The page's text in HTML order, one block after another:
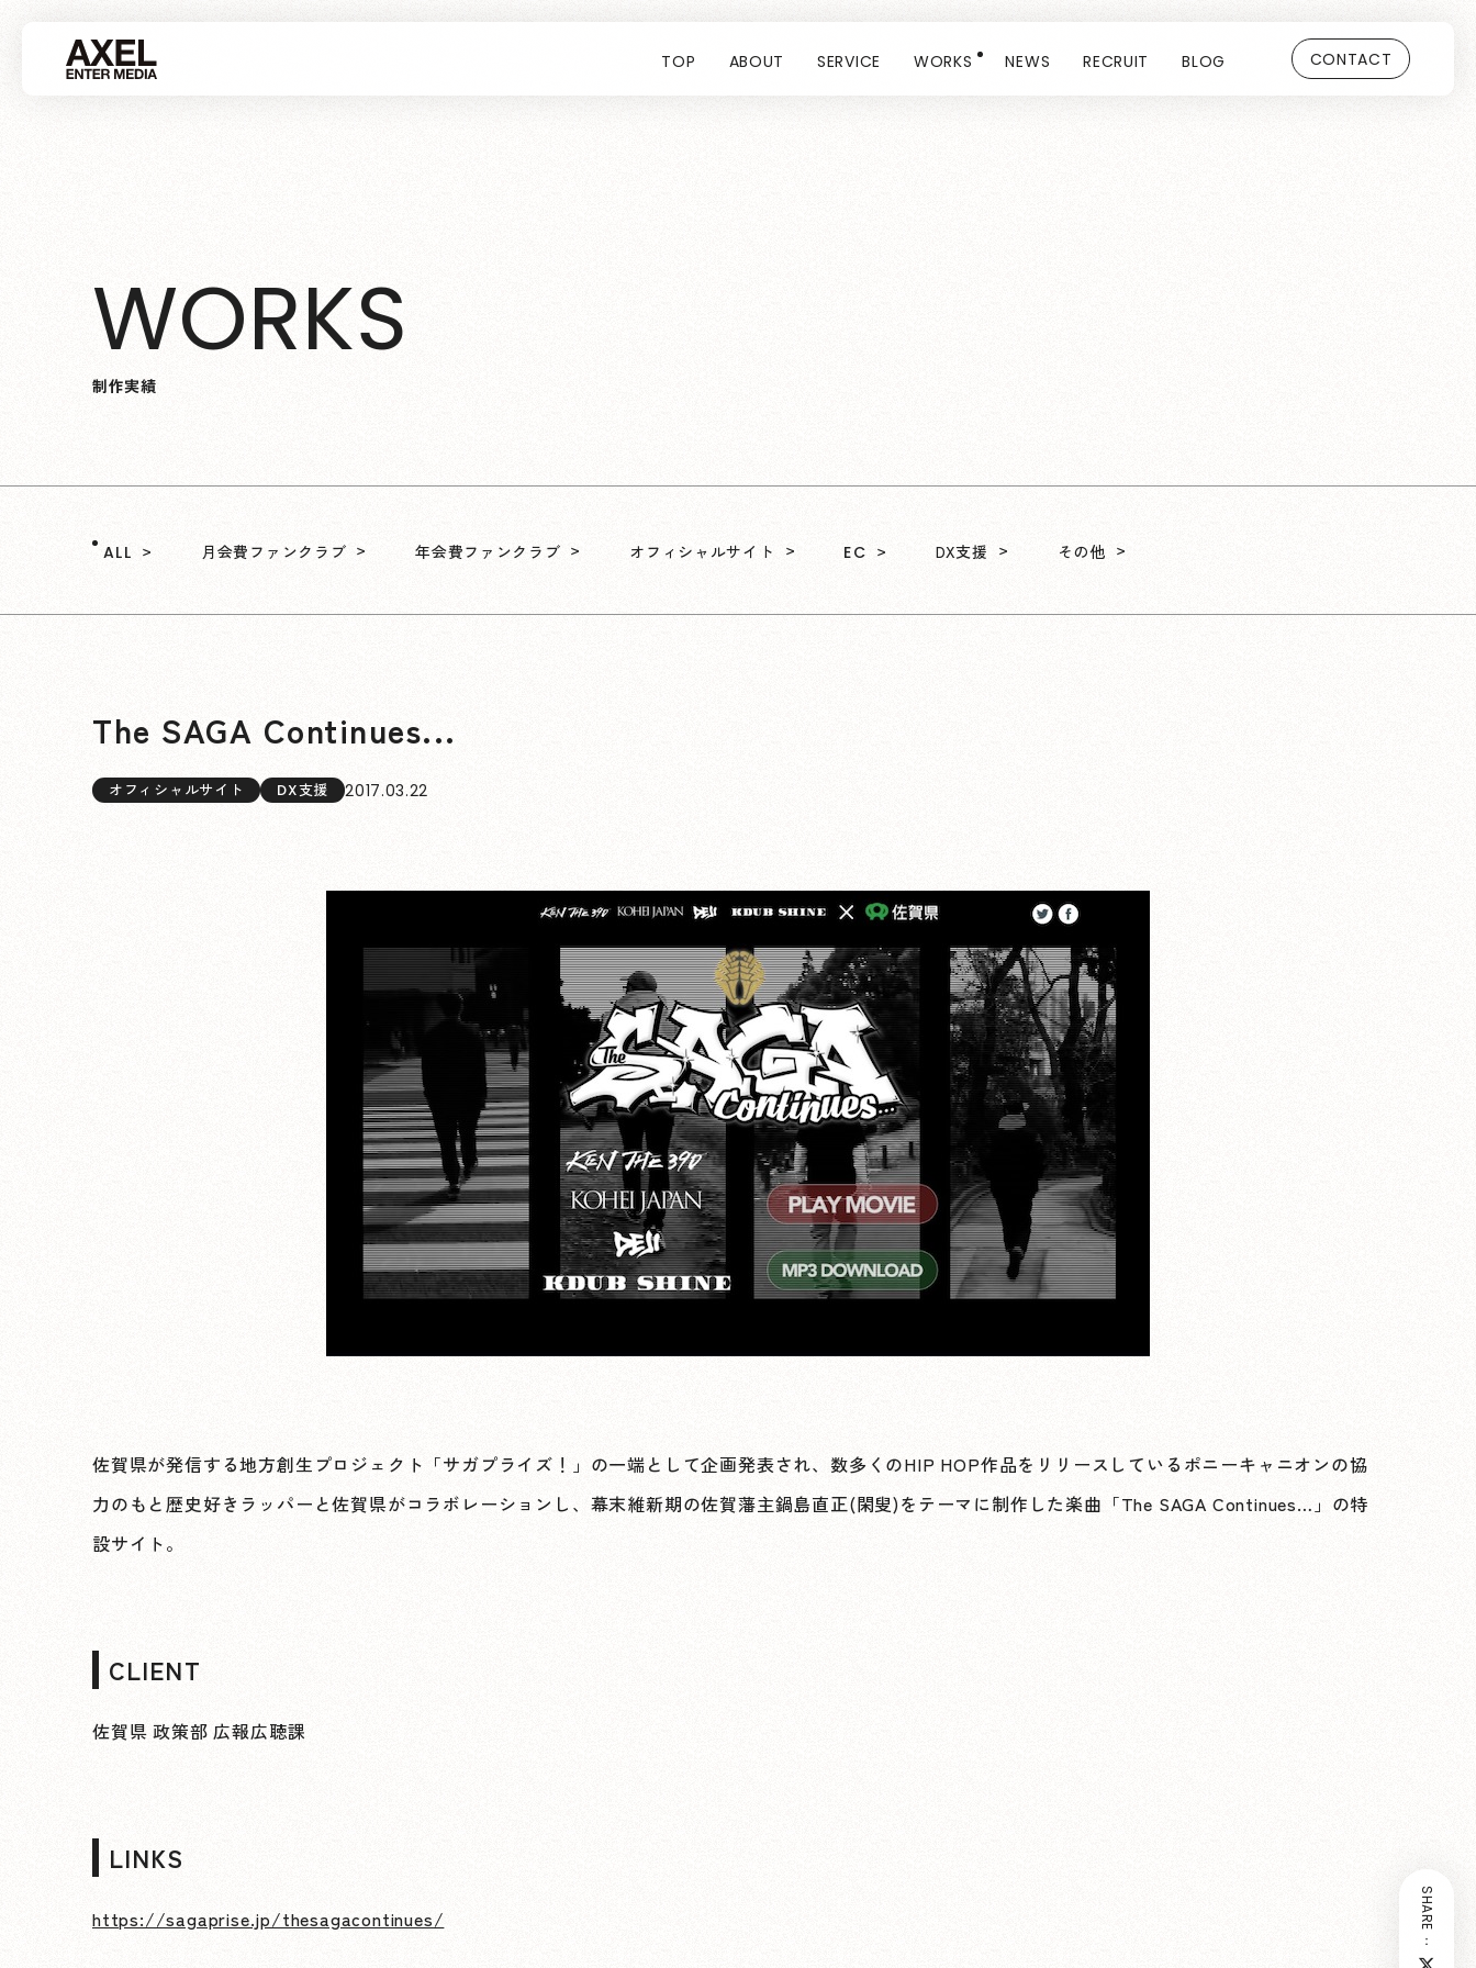
TOP ABOUT SERVICE WORKS NEWS RECRUIT BLOG CONTACT
SHARE：
WORKS
制作実績
ALL 月会費ファンクラブ 年会費ファンクラブ オフィシャルサイト EC DX支援 その他
The SAGA Continues...
オフィシャルサイト DX支援 2017.03.22
佐賀県が発信する地方創生プロジェクト「サガプライズ！」の一端として企画発表され、数多くのHIP HOP作品をリリースしているポニーキャニオンの協
力のもと歴史好きラッパーと佐賀県がコラボレーションし、幕末維新期の佐賀藩主鍋島直正(閑叟)をテーマに制作した楽曲「The SAGA Continues…」の特
設サイト。
CLIENT
佐賀県 政策部 広報広聴課
LINKS
https://sagaprise.jp/thesagacontinues/